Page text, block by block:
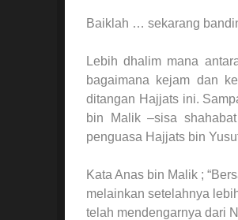
Baiklah … sekarang
Lebih dhalim mana
bagaimana kejam dan
ditangan Hajjats ini.
bin Malik –sisa
penguasa Hajjats bin
Kata Anas bin Malik ;
melainkan setelahnya
telah mendengarnya dari